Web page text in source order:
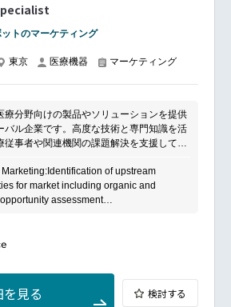
others accountable to deliver high
and influence others on cross-functional
relationships with industry/market
organizations, and institutions, in
with other marketing leaders
ットのマーケティング
東京 医療機器 マーケティング
療分野向けの製品やソリューションを提供
バル企業です。高度な技術と専門知識を活
従事者や関連機関の課題解決を支援してい
現場の効率化や患者体験の向上に貢献。グ
事業基盤を活かし、多様なニーズに応える
推進しています。
of upstream
for market including organic and
assessment
initiatives
and execute marketing plans and
and market share of the assigned
Technology Service and Data Solution
を見る 検討する